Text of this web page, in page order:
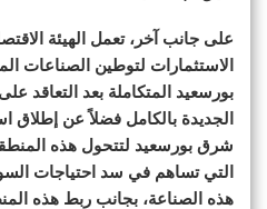
على جانب آخر، تعمل الهيئة
الاستثمارات لتوطين
بورسعيد المتكاملة بعد التعاقد
الجديدة بالكامل فضلاً عن إطلاق
شرق بورسعيد لتتحول هذه
التي تساهم في سد احتياجات
هذه الصناعة، بجانب ربط هذه